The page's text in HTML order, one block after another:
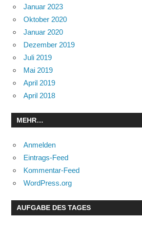
Januar 2023
Oktober 2020
Januar 2020
Dezember 2019
Juli 2019
Mai 2019
April 2019
April 2018
MEHR…
Anmelden
Eintrags-Feed
Kommentar-Feed
WordPress.org
AUFGABE DES TAGES